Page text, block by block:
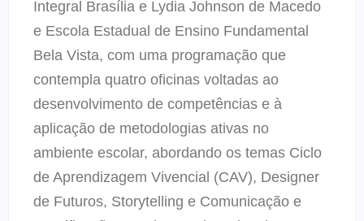
Integral Brasília e Lydia Johnson de Macedo
e Escola Estadual de Ensino Fundamental
Bela Vista, com uma programação que
contempla quatro oficinas voltadas ao
desenvolvimento de competências e à
aplicação de metodologias ativas no
ambiente escolar, abordando os temas Ciclo
de Aprendizagem Vivencial (CAV), Designer
de Futuros, Storytelling e Comunicação e